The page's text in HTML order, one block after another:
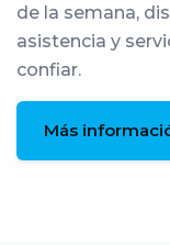
de la semana,
asistencia y
confiar.
Más